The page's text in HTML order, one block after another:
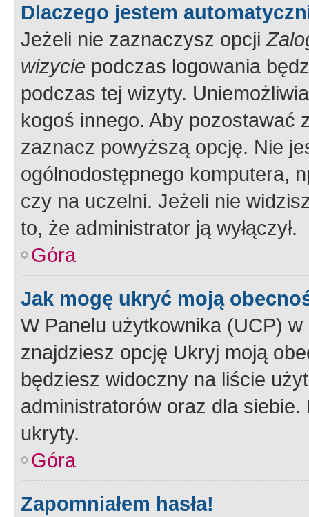
Dlaczego jestem
Jeżeli nie zaznaczysz opcji
wizycie podczas logowania
podczas tej wizyty.
kogoś innego. Aby pozostawać
zaznacz powyższą opcję. Nie
ogólnodostępnego komputera,
czy na uczelni. Jeżeli nie
to, że administrator ją wyłączył.
Góra
Jak mogę ukryć moją
W Panelu użytkownika (UCP) w
znajdziesz opcję Ukryj moją
będziesz widoczny na liście
administratorów oraz dla
ukryty.
Góra
Zapomniałem hasła!